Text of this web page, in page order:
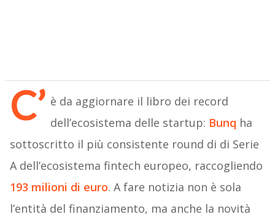
C’ è da aggiornare il libro dei record
dell’ecosistema delle startup: Bunq ha
sottoscritto il più consistente round di di Serie
A dell’ecosistema fintech europeo, raccogliendo
193 milioni di euro. A fare notizia non è sola
l’entità del finanziamento, ma anche la novità